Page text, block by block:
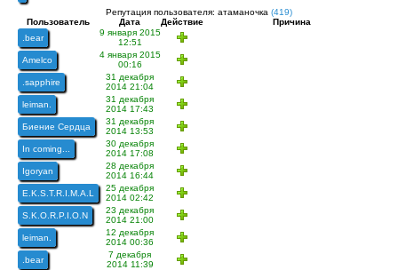
Репутация пользователя: атаманочка (419)
Пользователь
Дата Действие
Причина
.bear
9 января 2015
12:51
Amelco
4 января 2015
00:16
.sapphire
31 декабря
2014 21:04
leiman.
31 декабря
2014 17:43
Биение Сердца
31 декабря
2014 13:53
In coming...
30 декабря
2014 17:08
Igoryan
28 декабря
2014 16:44
E.K.S.T.R.I.M.A.L
25 декабря
2014 02:42
S.K.O.R.P.I.O.N
23 декабря
2014 21:00
leiman.
12 декабря
2014 00:36
.bear
7 декабря
2014 11:39